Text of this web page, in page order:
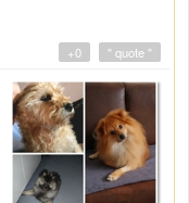
" quote "
+0